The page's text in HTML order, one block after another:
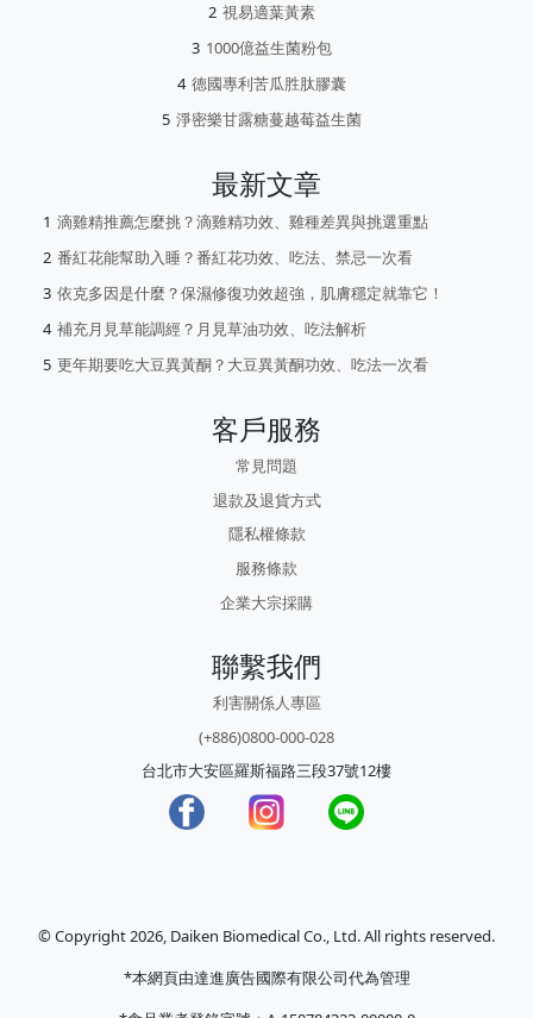
視易適葉黃素
1000億益生菌粉包
德國專利苦瓜胜肽膠囊
淨密樂甘露糖蔓越莓益生菌
最新文章
滴雞精推薦怎麼挑？滴雞精功效、雞種差異與挑選重點
番紅花能幫助入睡？番紅花功效、吃法、禁忌一次看
依克多因是什麼？保濕修復功效超強，肌膚穩定就靠它！
補充月見草能調經？月見草油功效、吃法解析
更年期要吃大豆異黃酮？大豆異黃酮功效、吃法一次看
客戶服務
常見問題
退款及退貨方式
隱私權條款
服務條款
企業大宗採購
聯繫我們
利害關係人專區
(+886)0800-000-028
台北市大安區羅斯福路三段37號12樓
© Copyright 2026, Daiken Biomedical Co., Ltd. All rights reserved.
*本網頁由達進廣告國際有限公司代為管理